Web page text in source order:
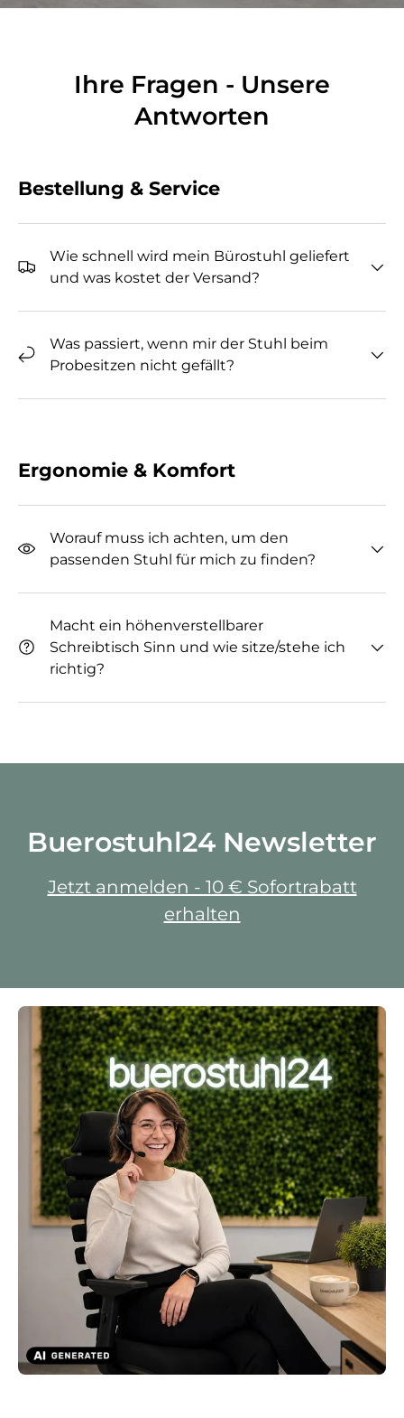
Ihre Fragen - Unsere
Antworten
Bestellung & Service
Wie schnell wird mein Bürostuhl geliefert
und was kostet der Versand?
Was passiert, wenn mir der Stuhl beim
Probesitzen nicht gefällt?
Ergonomie & Komfort
Worauf muss ich achten, um den
passenden Stuhl für mich zu finden?
Macht ein höhenverstellbarer
Schreibtisch Sinn und wie sitze/stehe ich
richtig?
Buerostuhl24 Newsletter
Jetzt anmelden - 10 € Sofortrabatt
erhalten